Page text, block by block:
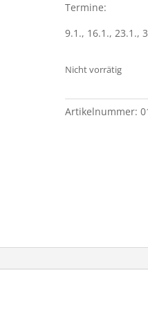
Termine:
9.1., 16.1., 23.1.,
Nicht vorrätig
Artikelnummer: